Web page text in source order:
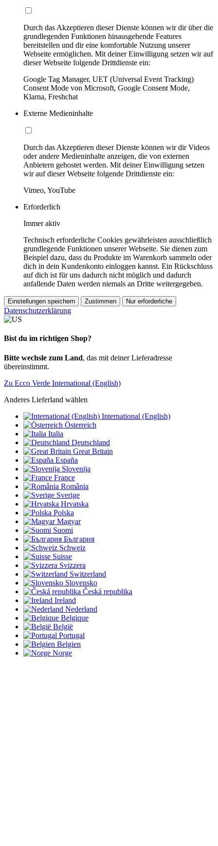
Durch das Akzeptieren dieser Dienste können wir dir über die
grundlegenden Funktionen hinausgehende Features
bereitstellen und dir eine komfortable Nutzung unserer
Webseite ermöglichen. Mit deiner Einwilligung setzen wir auf
dieser Webseite folgende Drittdienste ein:
Google Tag Manager, UET (Universal Event Tracking)
Consent Mode von Microsoft, Google Consent Mode,
Klarna, Freshchat
Externe Medieninhalte
Durch das Akzeptieren dieser Dienste können wir dir Videos
oder andere Medieninhalte anzeigen, die von externen
Anbietern gehostet werden. Mit deiner Einwilligung setzen
wir auf dieser Webseite folgende Drittdienste ein:
Vimeo, YouTube
Erforderlich
Immer aktiv
Technisch erforderliche Cookies gewährleisten ausschließlich
grundlegende Funktionen unserer Webseite. Sie dienen zum
Beispiel dazu, dass du Produkte im Warenkorb sammeln oder
dich in dein Kundenkonto einloggen kannst. Ein Rückschluss
auf dich ist für uns dadurch nicht möglich und dadurch
anfallende Daten werden niemals an Dritte weitergegeben.
Einstellungen speichern Zustimmen Nur erforderliche
Datenschutzerklärung
Bist du im richtigen Shop?
Bitte wechsle zum Land, das mit deiner Lieferadresse
übereinstimmt.
Zu Ecco Verde International (English)
Anderes Lieferland wählen
International (English)
Österreich
Italia
Deutschland
Great Britain
España
Slovenija
France
România
Sverige
Hrvatska
Polska
Magyar
Suomi
България
Schweiz
Suisse
Svizzera
Switzerland
Slovensko
Česká republika
Ireland
Nederland
Belgique
België
Portugal
Belgien
Norge